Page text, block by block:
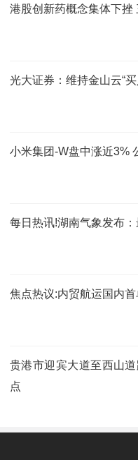
港股创新药概念集体下挫
光大证券：维持金山云“
小米集团-W盘中涨近3%
每日热讯!湖南气象发布
焦点热议:内贸航运国内
贵港市迎宾大道至西山
点